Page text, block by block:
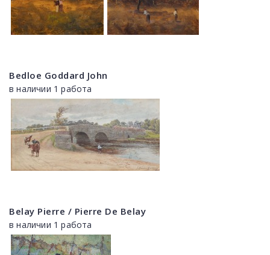
Bedloe Goddard John
в наличии 1 работа
Belay Pierre / Pierre De Belay
в наличии 1 работа